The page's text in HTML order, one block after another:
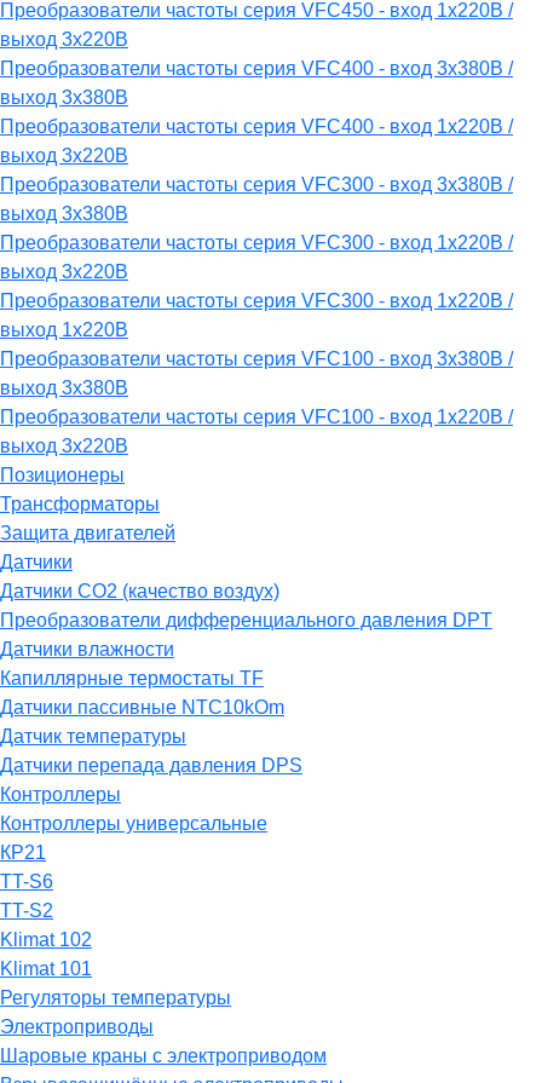
Преобразователи частоты серия VFC450 - вход 1х220В /
выход 3х220В
Преобразователи частоты серия VFC400 - вход 3х380В /
выход 3х380В
Преобразователи частоты серия VFC400 - вход 1х220В /
выход 3х220В
Преобразователи частоты серия VFC300 - вход 3х380В /
выход 3х380В
Преобразователи частоты серия VFC300 - вход 1х220В /
выход 3х220В
Преобразователи частоты серия VFC300 - вход 1х220В /
выход 1х220В
Преобразователи частоты серия VFC100 - вход 3х380В /
выход 3х380В
Преобразователи частоты серия VFC100 - вход 1х220В /
выход 3х220В
Позиционеры
Трансформаторы
Защита двигателей
Датчики
Датчики СО2 (качество воздух)
Преобразователи дифференциального давления DPT
Датчики влажности
Капиллярные термостаты TF
Датчики пассивные NTC10kOm
Датчик температуры
Датчики перепада давления DPS
Контроллеры
Контроллеры универсальные
КР21
TT-S6
TT-S2
Klimat 102
Klimat 101
Регуляторы температуры
Электроприводы
Шаровые краны с электроприводом